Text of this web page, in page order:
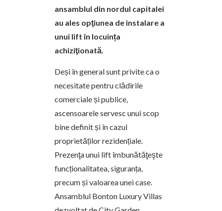
ansamblul din nordul capitalei
au ales opţiunea de instalare a
unui lift în locuința
achiziţionată.
Deși în general sunt privite ca o
necesitate pentru clădirile
comerciale și publice,
ascensoarele servesc unui scop
bine definit și în cazul
proprietăților rezidențiale.
Prezenţa unui lift îmbunătăţeşte
funcționalitatea, siguranța,
precum și valoarea unei case.
Ansamblul Bonton Luxury Villas